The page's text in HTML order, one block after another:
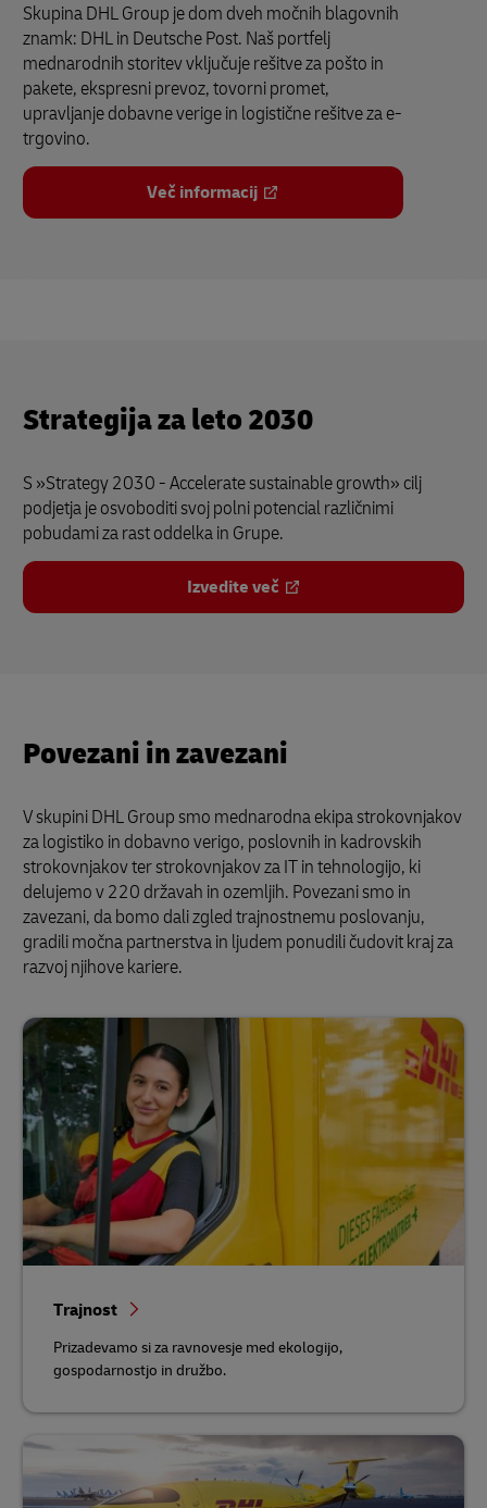
Skupina DHL Group je dom dveh močnih blagovnih
znamk: DHL in Deutsche Post. Naš portfelj
mednarodnih storitev vključuje rešitve za pošto in
pakete, ekspresni prevoz, tovorni promet,
upravljanje dobavne verige in logistične rešitve za e-
trgovino.
Več informacij
Strategija za leto 2030
S »Strategy 2030 - Accelerate sustainable growth» cilj
podjetja je osvoboditi svoj polni potencial različnimi
pobudami za rast oddelka in Grupe.
Izvedite več
Povezani in zavezani
V skupini DHL Group smo mednarodna ekipa strokovnjakov
za logistiko in dobavno verigo, poslovnih in kadrovskih
strokovnjakov ter strokovnjakov za IT in tehnologijo, ki
delujemo v 220 državah in ozemljih. Povezani smo in
zavezani, da bomo dali zgled trajnostnemu poslovanju,
gradili močna partnerstva in ljudem ponudili čudovit kraj za
razvoj njihove kariere.
Trajnost
Prizadevamo si za ravnovesje med ekologijo,
gospodarnostjo in družbo.